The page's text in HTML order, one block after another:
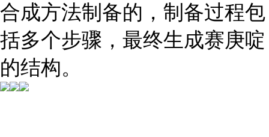
合成方法制备的，制备过程包
括多个步骤，最终生成赛庚啶
的结构。